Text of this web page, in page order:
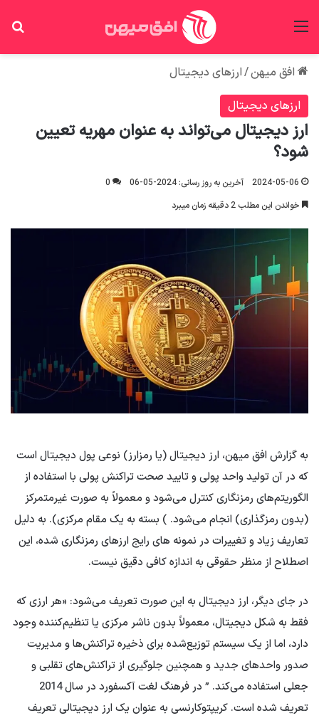
افق میهن/ارزهای دیجیتال
ارزهای دیجیتال
ارز دیجیتال می‌تواند به عنوان مهریه تعیین
شود؟
2024-05-06 آخرین به روز رسانی: 2024-05-06
0
خواندن این مطلب 2 دقیقه زمان میبرد
به گزارش افق میهن، ارز دیجیتال (یا رمزارز) نوعی پول دیجیتال است
که در آن تولید واحد پولی و تایید صحت تراکنش پولی با استفاده از
الگوریتم‌های رمزنگاری کنترل می‌شود و معمولاً به صورت غیرمتمرکز
(بدون رمزگذاری) انجام می‌شود. ) بسته به یک مقام مرکزی). به دلیل
تعاریف زیاد و تغییرات در نمونه های رایج ارزهای رمزنگاری شده، این
اصطلاح از منظر حقوقی به اندازه کافی دقیق نیست.
در جای دیگر، ارز دیجیتال به این صورت تعریف می‌شود: «هر ارزی که
فقط به شکل دیجیتال، معمولاً بدون ناشر مرکزی یا تنظیم‌کننده وجود
دارد، اما از یک سیستم توزیع‌شده برای ذخیره تراکنش‌ها و مدیریت
صدور واحدهای جدید و همچنین جلوگیری از تراکنش‌های تقلبی و
جعلی استفاده می‌کند. ” در فرهنگ لغت آکسفورد در سال 2014
تعریف شده است. کریپتوکارنسی به عنوان یک ارز دیجیتالی تعریف